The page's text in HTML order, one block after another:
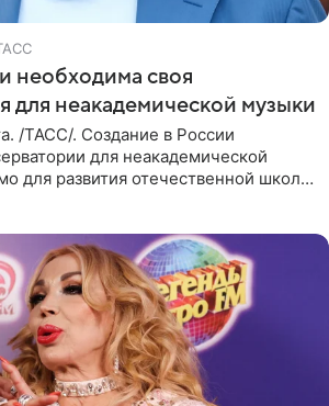
необходима своя
для неакадемической музыки
/ТАСС/. Создание в России
для неакадемической
для развития отечественной школы